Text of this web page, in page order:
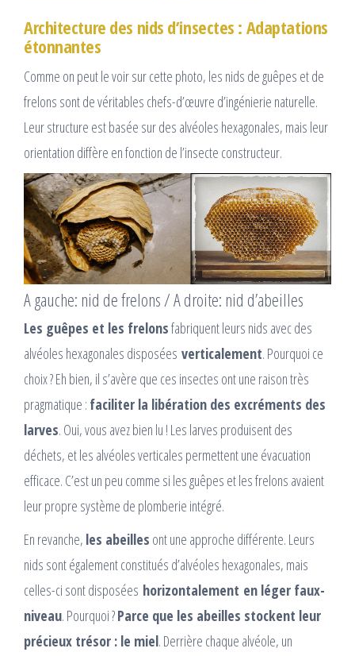
Architecture des nids d’insectes : Adaptations
étonnantes
Comme on peut le voir sur cette photo, les nids de guêpes et de
frelons sont de véritables chefs-d’œuvre d’ingénierie naturelle.
Leur structure est basée sur des alvéoles hexagonales, mais leur
orientation diffère en fonction de l’insecte constructeur.
A gauche: nid de frelons / A droite: nid d’abeilles
Les guêpes et les frelonsfabriquent leurs nids avec des
alvéoles hexagonales disposées verticalement. Pourquoi ce
choix ? Eh bien, il s’avère que ces insectes ont une raison très
pragmatique : faciliter la libération des excréments des
larves. Oui, vous avez bien lu ! Les larves produisent des
déchets, et les alvéoles verticales permettent une évacuation
efficace. C’est un peu comme si les guêpes et les frelons avaient
leur propre système de plomberie intégré.
En revanche, les abeilles ont une approche différente. Leurs
nids sont également constitués d’alvéoles hexagonales, mais
celles-ci sont disposées horizontalement en léger faux-
niveau. Pourquoi ?Parce que les abeilles stockent leur
précieux trésor : le miel. Derrière chaque alvéole, un